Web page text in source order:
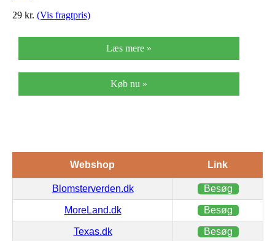
maxima
29 kr. (Vis fragtpris)
Læs mere »
Køb nu »
Webshop Link
Blomsterverden.dk Besøg
MoreLand.dk Besøg
Texas.dk Besøg